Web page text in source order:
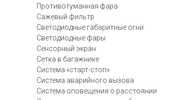
Противотуманная фара
Сажевый фильтр
Светодиодные габаритные огни
Светодиодные фары
Сенсорный экран
Сетка в багажнике
Система «старт-стоп»
Система аварийного вызова
Система оповещения о расстоянии